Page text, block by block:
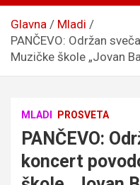
Glavna
Mladi
PANČEVO: Održan
Muzičke škole „Jovan
MLADI PROSVETA
PANČEVO:
koncert